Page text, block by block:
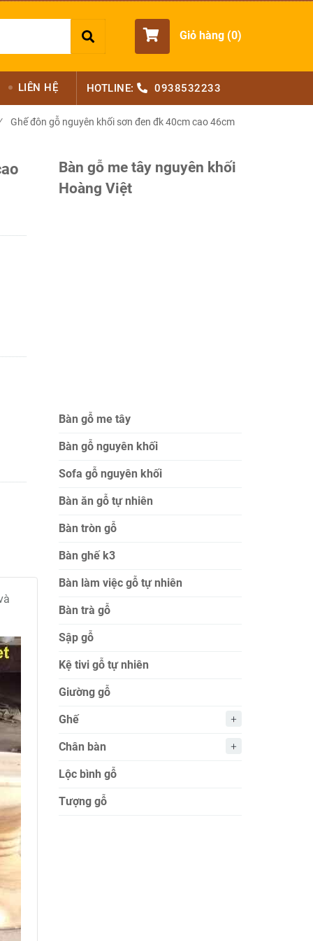
Giỏ hàng (0)
LIÊN HỆ HOTLINE: 0938532233
Ghế đôn gỗ nguyên khối sơn đen đk 40cm cao 46cm
Bàn gỗ me tây nguyên khối
Hoàng Việt
Bàn gỗ me tây
Bàn gỗ nguyên khối
Sofa gỗ nguyên khối
Bàn ăn gỗ tự nhiên
Bàn tròn gỗ
Bàn ghế k3
Bàn làm việc gỗ tự nhiên
Bàn trà gỗ
Sập gỗ
Kệ tivi gỗ tự nhiên
Giường gỗ
Ghế
Chân bàn
Lộc bình gỗ
Tượng gỗ